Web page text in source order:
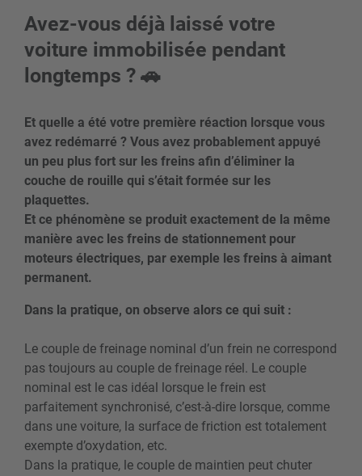
Avez-vous déjà laissé votre
voiture immobilisée pendant
longtemps ? 🚗
Et quelle a été votre première réaction lorsque vous
avez redémarré ? Vous avez probablement appuyé
un peu plus fort sur les freins afin d’éliminer la
couche de rouille qui s’était formée sur les
plaquettes.
Et ce phénomène se produit exactement de la même
manière avec les freins de stationnement pour
moteurs électriques, par exemple les freins à aimant
permanent.
Dans la pratique, on observe alors ce qui suit :
Le couple de freinage nominal d’un frein ne correspond
pas toujours au couple de freinage réel. Le couple
nominal est le cas idéal lorsque le frein est
parfaitement synchronisé, c’est-à-dire lorsque, comme
dans une voiture, la surface de friction est totalement
exempte d’oxydation, etc.
Dans la pratique, le couple de maintien peut chuter